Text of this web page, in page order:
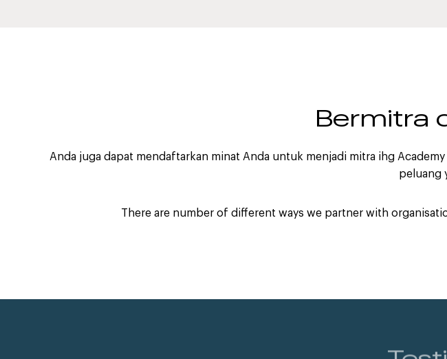
Bermitra
Anda juga dapat mendaftarkan minat Anda untuk menjadi mitra ihg
peluang
There are number of different ways we partner with